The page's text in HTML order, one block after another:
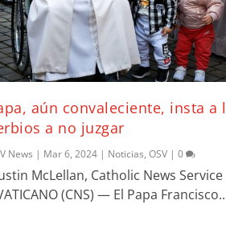
aún convaleciente, insta a
a no juzgar
News | Mar 6, 2024 | Noticias,OSV |0
McLellan, Catholic News Service
(CNS) — El Papa